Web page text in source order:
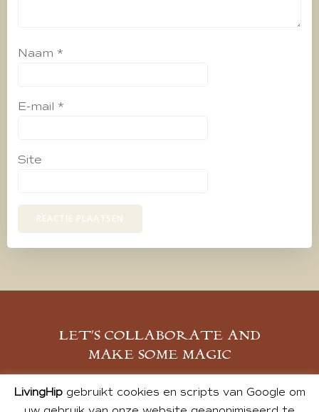
Naam *
E-mail *
Site
LET’S COLLABORATE AND
MAKE SOME MAGIC
MELD JE AAN
LivingHipgebruikt cookies en scripts van Google om